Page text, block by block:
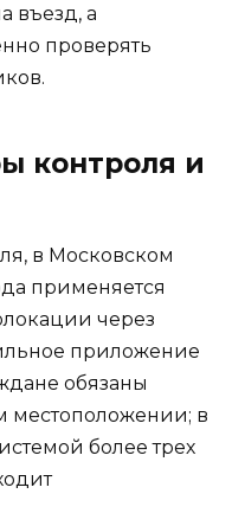
въезд, а
проверять
контроля и
в Московском
применяется
через
приложение
обязаны
местоположении; в
более трех